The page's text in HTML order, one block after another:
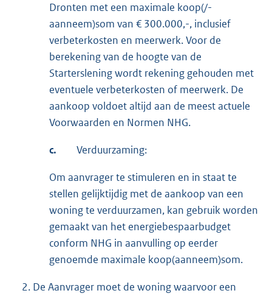
Dronten met een maximale koop(/-
aanneem)som van € 300.000,-, inclusief
verbeterkosten en meerwerk. Voor de
berekening van de hoogte van de
Starterslening wordt rekening gehouden met
eventuele verbeterkosten of meerwerk. De
aankoop voldoet altijd aan de meest actuele
Voorwaarden en Normen NHG.
c. Verduurzaming:
Om aanvrager te stimuleren en in staat te
stellen gelijktijdig met de aankoop van een
woning te verduurzamen, kan gebruik worden
gemaakt van het energiebespaarbudget
conform NHG in aanvulling op eerder
genoemde maximale koop(aanneem)som.
2. De Aanvrager moet de woning waarvoor een